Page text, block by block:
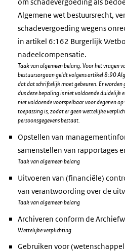
Algemene wet bestuursrecht,
schadevergoeding wegens
in artikel 6:162 Burgerlijk
nadeelcompensatie.
Taak van algemeen belang. Voor het vragen
bestuursorgaan geldt volgens artikel 8:90
dat dat schriftelijk moet gebeuren. Er worden
dus deze bepaling is niet voldoende duidelijk
niet voldoende voorspelbaar voor degenen
toepassing is, zodat er geen wettelijke
persoonsgegevens bestaat.
Opstellen van
samenstellen van rapportages
Taak van algemeen belang
Uitvoeren van (financiële)
van verantwoording over de
Taak van algemeen belang
Archiveren conform de
Wettelijke verplichting
Gebruiken voor